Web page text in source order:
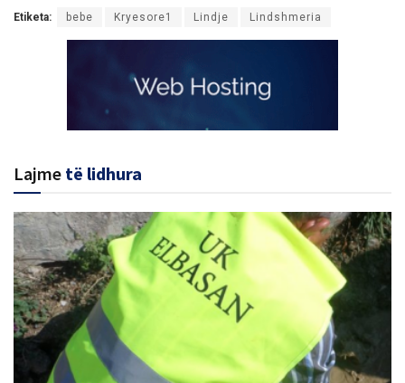
Etiketa: bebe Kryesore1 Lindje Lindshmeria
Lajme të lidhura